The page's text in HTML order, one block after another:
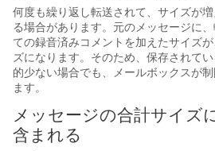
何度も繰り返し転送されて、サイズが
る場合があります。元のメッセージに
ての録音済みコメントを加えたサイズ
ズになります。そのため、保存されて
的少ない場合でも、メールボックスが
ます。
メッセージの合計サイズ
含まれる